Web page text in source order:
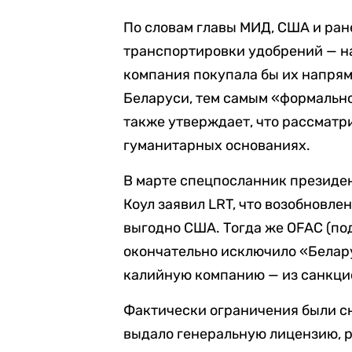
По словам главы МИД, США и
транспортировки удобрений —
компания покупала бы их
Беларуси, тем самым
также утверждает, что
гуманитарных основаниях.
В марте спецпосланник
Коул заявил LRT, что
выгодно США. Тогда же OFAC
окончательно исключило
калийную компанию — из
Фактически ограничения были
выдало генеральную